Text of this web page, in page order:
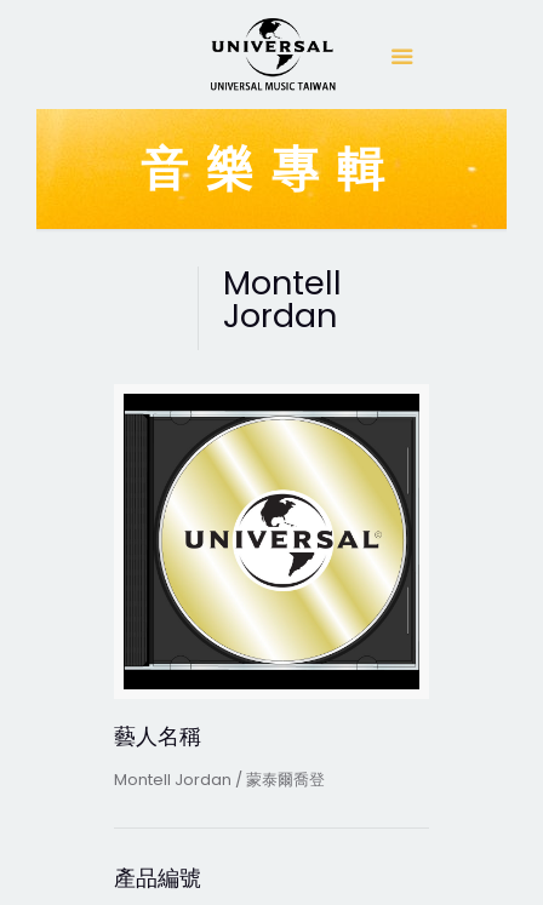
音樂專輯
Montell
Jordan
藝人名稱
Montell Jordan / 蒙泰爾喬登
產品編號